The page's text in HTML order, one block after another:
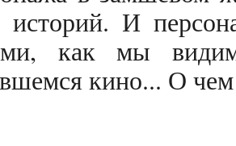
историй. И
как мы
кино... О